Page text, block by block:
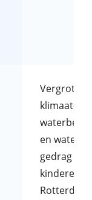
Vergroten
klimaat- en
en
gedrag van
kinderen